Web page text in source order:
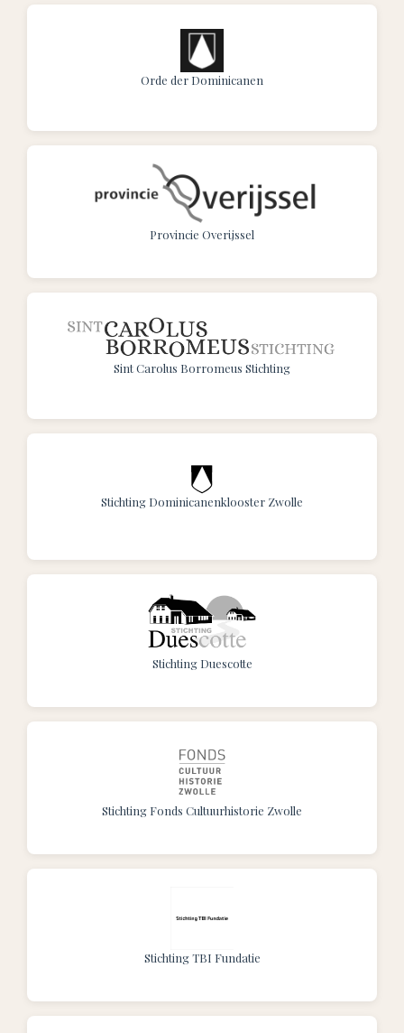
Orde der Dominicanen
Provincie Overijssel
Sint Carolus Borromeus Stichting
Stichting Dominicanenklooster Zwolle
Stichting Duescotte
Stichting Fonds Cultuurhistorie Zwolle
Stichting TBI Fundatie